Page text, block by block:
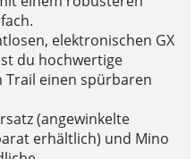
elektronischen GX
du hochwertige
Trail einen spürbaren
(angewinkelte
erhältlich) und Mino